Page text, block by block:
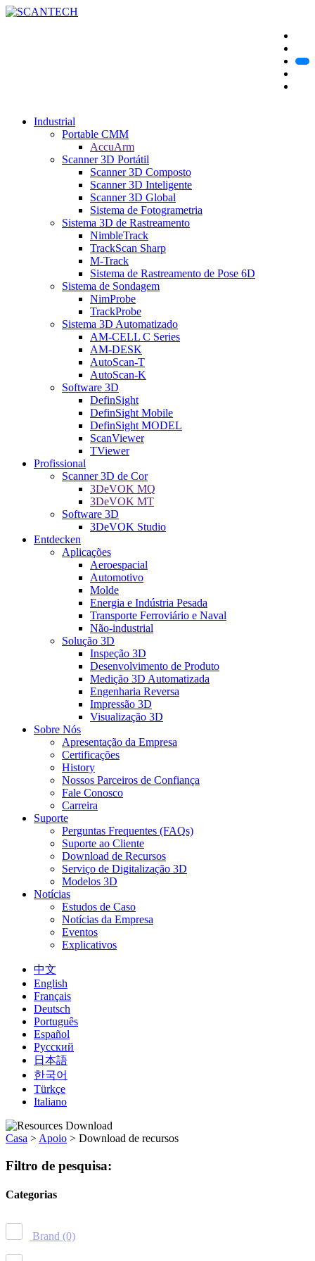
Industrial
Portable CMM
AccuArm
Scanner 3D Portátil
Scanner 3D Composto
Scanner 3D Inteligente
Scanner 3D Global
Sistema de Fotogrametria
Sistema 3D de Rastreamento
NimbleTrack
TrackScan Sharp
M-Track
Sistema de Rastreamento de Pose 6D
Sistema de Sondagem
NimProbe
TrackProbe
Sistema 3D Automatizado
AM-CELL C Series
AM-DESK
AutoScan-T
AutoScan-K
Software 3D
DefinSight
DefinSight Mobile
DefinSight MODEL
ScanViewer
TViewer
Profissional
Scanner 3D de Cor
3DeVOK MQ
3DeVOK MT
Software 3D
3DeVOK Studio
Entdecken
Aplicações
Aeroespacial
Automotivo
Molde
Energia e Indústria Pesada
Transporte Ferroviário e Naval
Não-industrial
Solução 3D
Inspeção 3D
Desenvolvimento de Produto
Medição 3D Automatizada
Engenharia Reversa
Impressão 3D
Visualização 3D
Sobre Nós
Apresentação da Empresa
Certificações
History
Nossos Parceiros de Confiança
Fale Conosco
Carreira
Suporte
Perguntas Frequentes (FAQs)
Suporte ao Cliente
Download de Recursos
Serviço de Digitalização 3D
Modelos 3D
Notícias
Estudos de Caso
Notícias da Empresa
Eventos
Explicativos
中文
English
Français
Deutsch
Português
Español
Русский
日本語
한국어
Türkçe
Italiano
Casa > Apoio > Download de recursos
Filtro de pesquisa:
Categorias
Brand (0)